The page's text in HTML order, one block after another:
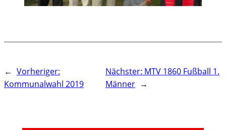
← Vorheriger:
Kommunalwahl 2019
Nächster: MTV 1860 Fußball 1.
Männer →